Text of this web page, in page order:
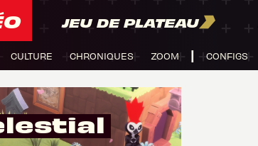
JEU DE PLATEAU
CULTURE CHRONIQUES ZOOM CONFIGS